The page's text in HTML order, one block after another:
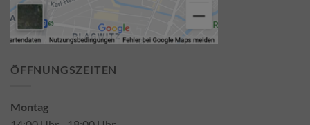
ÖFFNUNGSZEITEN
Montag